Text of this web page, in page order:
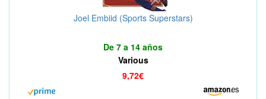
Joel Embiid (Sports Superstars)
De 7 a 14 años
Various
9,72€